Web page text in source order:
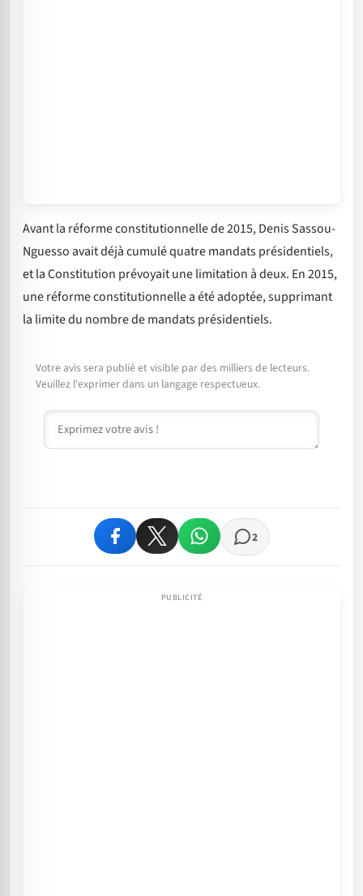
Avant la réforme constitutionnelle de 2015, Denis Sassou-
Nguesso avait déjà cumulé quatre mandats présidentiels,
et la Constitution prévoyait une limitation à deux. En 2015,
une réforme constitutionnelle a été adoptée, supprimant
la limite du nombre de mandats présidentiels.
Votre avis sera publié et visible par des milliers de lecteurs.
Veuillez l'exprimer dans un langage respectueux.
Commentaire
2